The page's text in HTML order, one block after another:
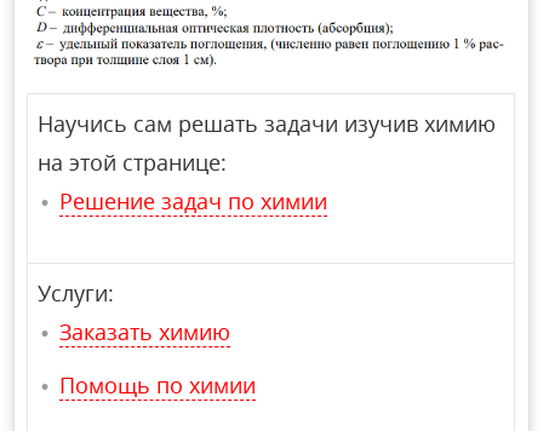
Научись сам решать задачи изучив химию
на этой странице:
Решение задач по химии
Услуги:
Заказать химию
Помощь по химии